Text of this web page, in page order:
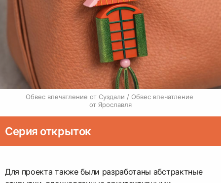
Обвес впечатление от Суздали / Обвес впечатление
от Ярославля
Серия открыток
Для проекта также были разработаны абстрактные